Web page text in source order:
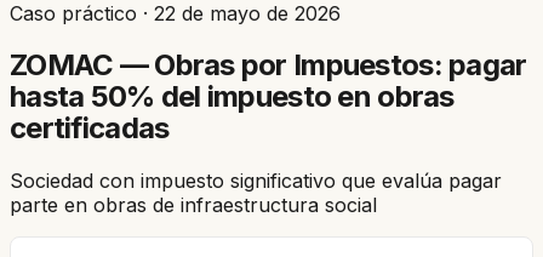
Caso práctico · 22 de mayo de 2026
ZOMAC — Obras por Impuestos: pagar
hasta 50% del impuesto en obras
certificadas
Sociedad con impuesto significativo que evalúa pagar
parte en obras de infraestructura social